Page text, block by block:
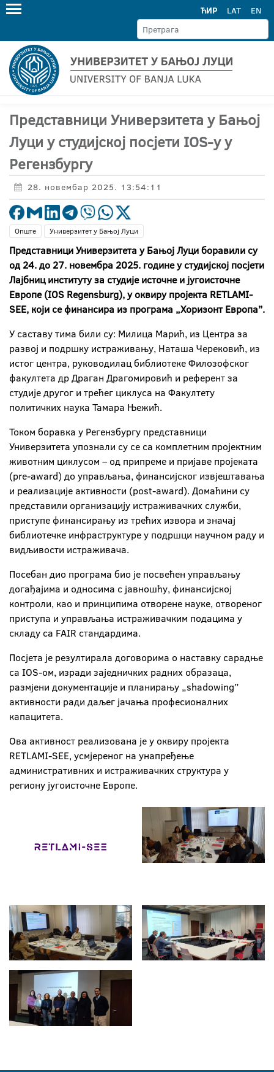
ЋИР LAT EN
Представници Универзитета у Бањој
Луци у студијској посјети IOS-у у
Регензбургу
28. новембар 2025. 13:54:11
Опште Универзитет у Бањој Луци
Представници Универзитета у Бањој Луци боравили су
од 24. до 27. новембра 2025. године у студијској посјети
Лајбниц институту за студије источне и југоисточне
Европе (IOS Regensburg), у оквиру пројекта RETLAMI-
SEE, који се финансира из програма „Хоризонт Европа”.
У саставу тима били су: Милица Марић, из Центра за
развој и подршку истраживању, Наташа Черековић, из
истог центра, руководилац библиотеке Филозофског
факултета др Драган Драгомировић и референт за
студије другог и трећег циклуса на Факултету
политичких наука Тамара Њежић.
Током боравка у Регензбургу представници
Универзитета упознали су се са комплетним пројектним
животним циклусом – од припреме и пријаве пројеката
(pre-award) до управљања, финансијског извјештавања
и реализације активности (post-award). Домаћини су
представили организацију истраживачких служби,
приступе финансирању из трећих извора и значај
библиотечке инфраструктуре у подршци научном раду и
видљивости истраживача.
Посебан дио програма био је посвећен управљању
догађајима и односима с јавношћу, финансијској
контроли, као и принципима отворене науке, отвореног
приступа и управљања истраживачким подацима у
складу са FAIR стандардима.
Посјета је резултирала договорима о наставку сарадње
са IOS-ом, изради заједничких радних образаца,
размјени документације и планирању „shadowing”
активности ради даљег јачања професионалних
капацитета.
Ова активност реализована је у оквиру пројекта
RETLAMI-SEE, усмјереног на унапређење
административних и истраживачких структура у
региону југоисточне Европе.